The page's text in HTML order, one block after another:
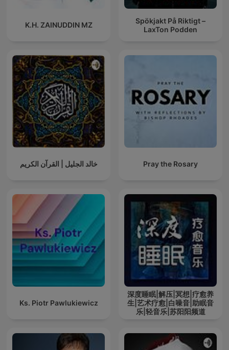
K.H. ZAINUDDIN MZ
Spökjakt På Riktigt –
LaxTon Podden
خالد الجليل | القرآن الكريم Pray the Rosary
Ks. Piotr Pawlukiewicz
深度睡眠|解压|冥想|疗愈养
生|艺术疗愈|白噪音|助眠音
乐|轻音乐|苏阳阳频道